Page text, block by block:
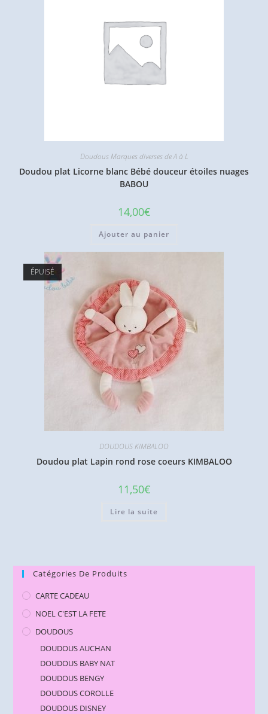
Doudous Marques diverses de A à L
Doudou plat Licorne blanc Bébé douceur étoiles nuages
BABOU
14,00€
Ajouter au panier
ÉPUISÉ
DOUDOUS KIMBALOO
Doudou plat Lapin rond rose coeurs KIMBALOO
11,50€
Lire la suite
Catégories De Produits
CARTE CADEAU
NOEL C'EST LA FETE
DOUDOUS
DOUDOUS AUCHAN
DOUDOUS BABY NAT
DOUDOUS BENGY
DOUDOUS COROLLE
DOUDOUS DISNEY